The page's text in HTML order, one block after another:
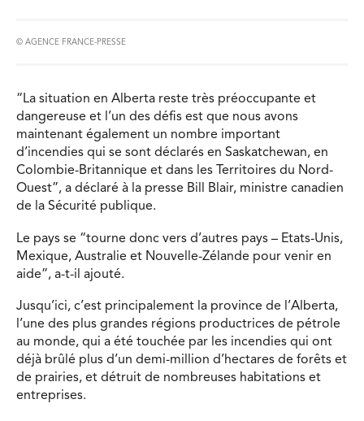
© AGENCE FRANCE-PRESSE
“La situation en Alberta reste très préoccupante et
dangereuse et l’un des défis est que nous avons
maintenant également un nombre important
d’incendies qui se sont déclarés en Saskatchewan, en
Colombie-Britannique et dans les Territoires du Nord-
Ouest”, a déclaré à la presse Bill Blair, ministre canadien
de la Sécurité publique.
Le pays se “tourne donc vers d’autres pays – Etats-Unis,
Mexique, Australie et Nouvelle-Zélande pour venir en
aide”, a-t-il ajouté.
Jusqu’ici, c’est principalement la province de l’Alberta,
l’une des plus grandes régions productrices de pétrole
au monde, qui a été touchée par les incendies qui ont
déjà brûlé plus d’un demi-million d’hectares de forêts et
de prairies, et détruit de nombreuses habitations et
entreprises.